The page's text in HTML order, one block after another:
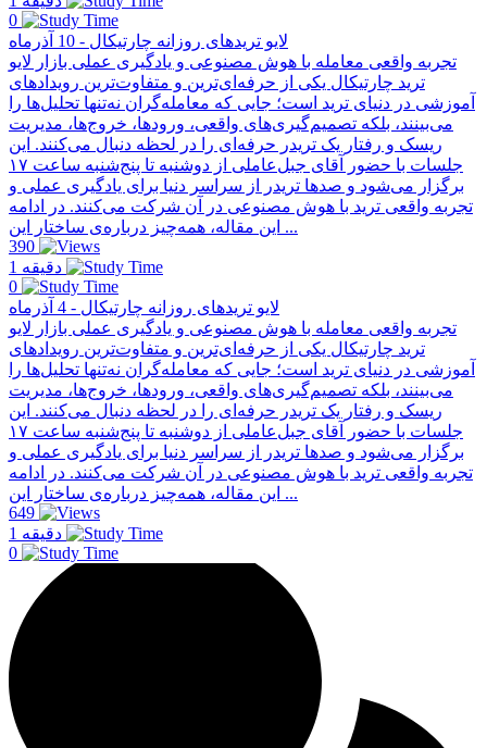
0
لایو تریدهای روزانه چارتیکال - 10 آذرماه
تجربه واقعی معامله با هوش مصنوعی و یادگیری عملی بازار لایو
ترید چارتیکال یکی از حرفه‌ای‌ترین و متفاوت‌ترین رویدادهای
آموزشی در دنیای ترید است؛ جایی که معامله‌گران نه‌تنها تحلیل‌ها را
می‌بینند، بلکه تصمیم‌گیری‌های واقعی، ورودها، خروج‌ها، مدیریت
ریسک و رفتار یک تریدر حرفه‌ای را در لحظه دنبال می‌کنند. این
جلسات با حضور آقای جبل‌عاملی از دو‌شنبه تا پنج‌شنبه ساعت ۱۷
برگزار می‌شود و صدها تریدر از سراسر دنیا برای یادگیری عملی و
تجربه واقعی ترید با هوش مصنوعی در آن شرکت می‌کنند. در ادامه
این مقاله، همه‌چیز درباره‌ی ساختار این ...
390
1 دقیقه
0
لایو تریدهای روزانه چارتیکال - 4 آذرماه
تجربه واقعی معامله با هوش مصنوعی و یادگیری عملی بازار لایو
ترید چارتیکال یکی از حرفه‌ای‌ترین و متفاوت‌ترین رویدادهای
آموزشی در دنیای ترید است؛ جایی که معامله‌گران نه‌تنها تحلیل‌ها را
می‌بینند، بلکه تصمیم‌گیری‌های واقعی، ورودها، خروج‌ها، مدیریت
ریسک و رفتار یک تریدر حرفه‌ای را در لحظه دنبال می‌کنند. این
جلسات با حضور آقای جبل‌عاملی از دو‌شنبه تا پنج‌شنبه ساعت ۱۷
برگزار می‌شود و صدها تریدر از سراسر دنیا برای یادگیری عملی و
تجربه واقعی ترید با هوش مصنوعی در آن شرکت می‌کنند. در ادامه
این مقاله، همه‌چیز درباره‌ی ساختار این ...
649
1 دقیقه
0